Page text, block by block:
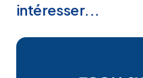
intéresser...